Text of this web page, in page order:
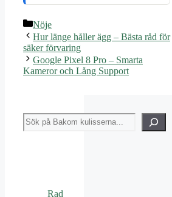
Kategorier
Nöje
Hur länge håller ägg – Bästa råd för
säker förvaring
Google Pixel 8 Pro – Smarta
Kameror och Lång Support
Sök
Rad